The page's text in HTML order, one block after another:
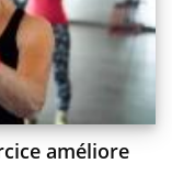
améliore